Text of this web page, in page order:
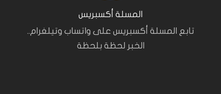
المسلة أكسبريس
تابع المسلة أكسبريس على واتساب وتيلغرام..
الخبر لحظة بلحظة